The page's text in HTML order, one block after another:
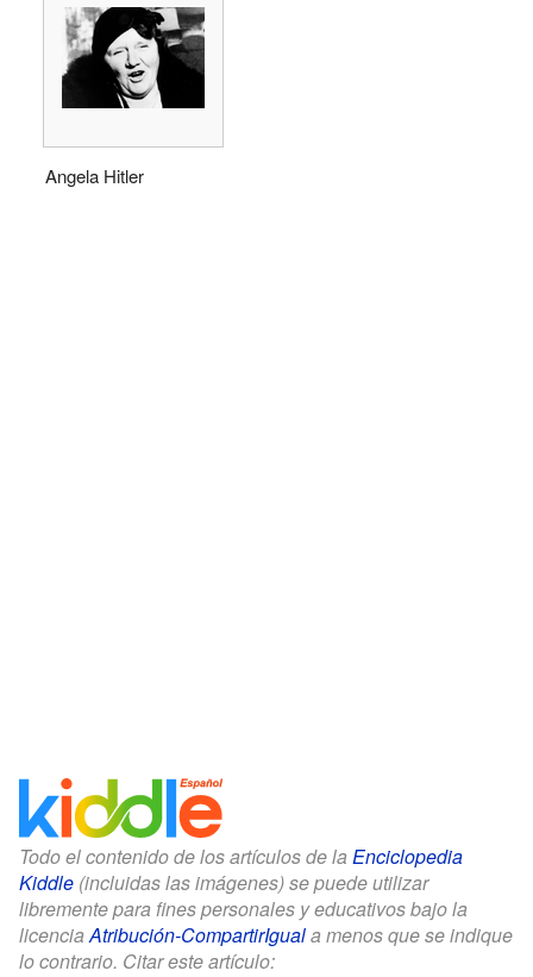
Angela Hitler
Todo el contenido de los artículos de la Enciclopedia
Kiddle (incluidas las imágenes) se puede utilizar
libremente para fines personales y educativos bajo la
licenciaAtribución-CompartirIguala menos que se indique
lo contrario. Citar este artículo: